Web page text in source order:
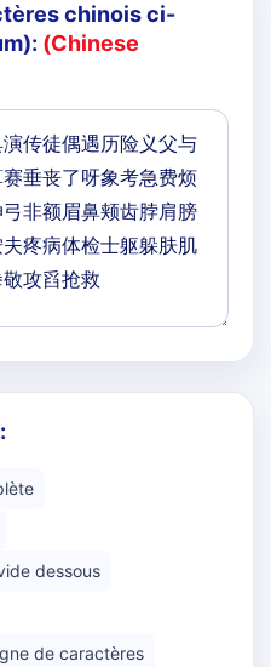
chinois ci-
(Chinese
dessous
de caractères